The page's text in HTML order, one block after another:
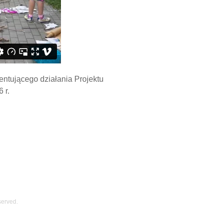
działania Projektu
r.